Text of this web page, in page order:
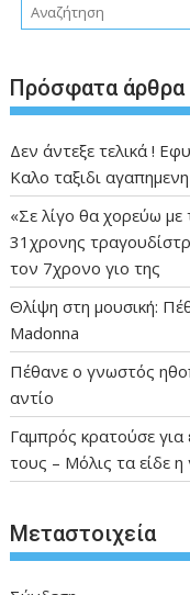
Πρόσφατα άρθρα
Δεν άντεξε τελικά !
Καλο ταξιδι αγαπημενη
«Σε λίγο θα χορεύω με
31χρονης
τον 7χρονο γιο της
Θλίψη στη μουσική:
Madonna
Πέθανε ο γνωστός
αντίο
Γαμπρός κρατούσε
τους – Μόλις τα είδε
Μεταστοιχεία